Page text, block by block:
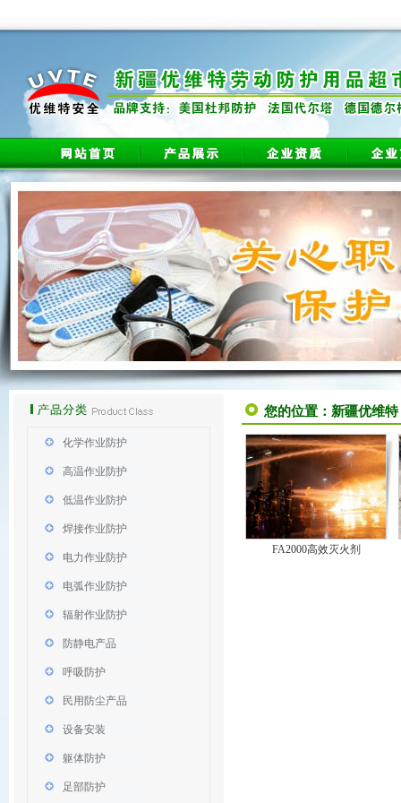
化学作业防护
高温作业防护
低温作业防护
焊接作业防护
电力作业防护
电弧作业防护
辐射作业防护
防静电产品
呼吸防护
民用防尘产品
设备安装
躯体防护
足部防护
您的位置： 新疆优维特
FA2000高效灭火剂